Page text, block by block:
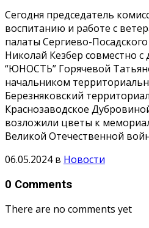
Сегодня председатель
воспитанию и работе с
палаты Сергиево-
Николай Кезбер совместно
“ЮНОСТЬ” Горячевой
начальником
Березняковский
Краснозаводское
возложили цветы к
Великой Отечественной
06.05.2024в Новости
0 Comments
There are no comments yet